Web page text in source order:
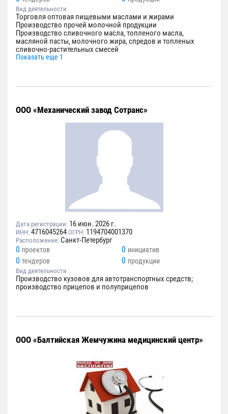
Вид деятельности
Торговля оптовая пищевыми маслами и жирами
Производство прочей молочной продукции
Производство сливочного масла, топленого масла,
масляной пасты, молочного жира, спредов и топленых
сливочно-растительных смесей
Показать еще 1
ООО «Механический завод Сотранс»
Дата регистрации: 16 июн. 2026 г.
ИНН: 4716045264 ОГРН: 1194704001370
Расположение: Санкт-Петербург
0 проектов 0 инициатив
0 тендеров 0 продукции
Вид деятельности
Производство кузовов для автотранспортных средств;
производство прицепов и полуприцепов
ООО «Балтийская Жемчужина медицинский центр»